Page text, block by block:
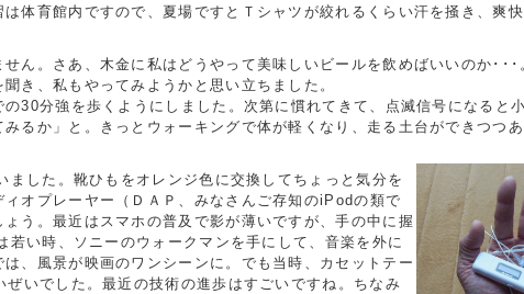
体育館内ですので、夏場ですとＴシャツが絞れるくらい汗を掻き、爽
ん。さあ、木金に私はどうやって美味しいビールを飲めばいいのか･･･
き、私もやってみようかと思い立ちました。
30分強を歩くようにしました。次第に慣れてきて、点滅信号になると
るか」と。きっとウォーキングで体が軽くなり、走る土台ができつつあ
した。靴ひもをオレンジ色に交換してちょっと気分を
オプレーヤー（ＤＡＰ、みなさんご存知のiPodの類で
う。最近はスマホの普及で影が薄いですが、手の中に握
い時、ソニーのウォークマンを手にして、音楽を外に
、風景が映画のワンシーンに。でも当時、カセットテー
いでした。最近の技術の進歩はすごいですね。ちなみ